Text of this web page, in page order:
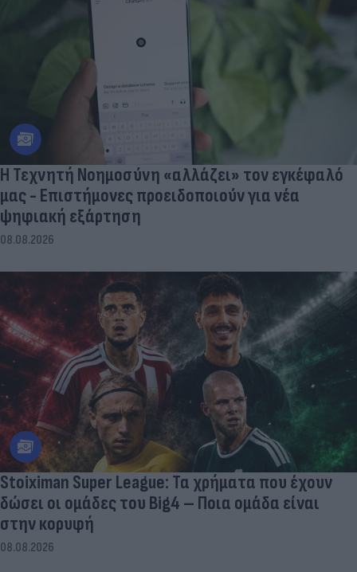
Η Τεχνητή Νοημοσύνη «αλλάζει» τον εγκέφαλό
μας - Eπιστήμονες προειδοποιούν για νέα
ψηφιακή εξάρτηση
08.08.2026
Stoiximan Super League: Τα χρήματα που έχουν
δώσει οι ομάδες του Big4 – Ποια ομάδα είναι
στην κορυφή
08.08.2026